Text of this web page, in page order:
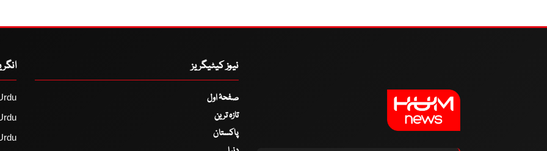
نیوز کیٹیگریز
صفحۂ اول
تازہ ترین
پاکستان